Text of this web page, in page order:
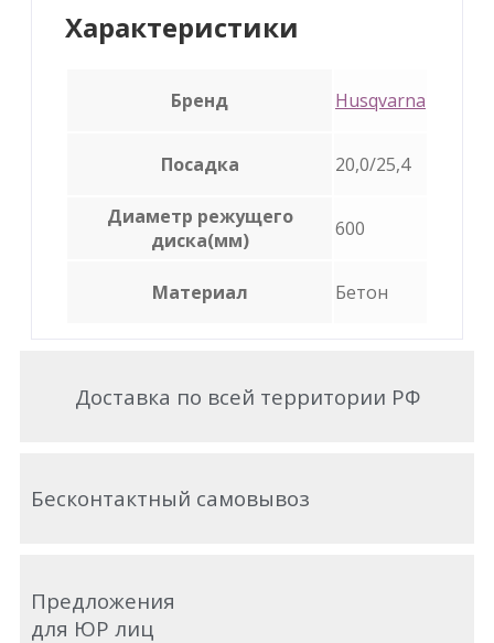
Характеристики
Бренд Husqvarna
Посадка 20,0/25,4
Диаметр режущего
диска(мм)
600
Материал Бетон
Доставка по всей территории РФ
Бесконтактный самовывоз
Предложения
для ЮР лиц